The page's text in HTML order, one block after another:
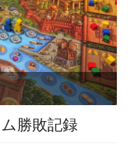
勝敗記録